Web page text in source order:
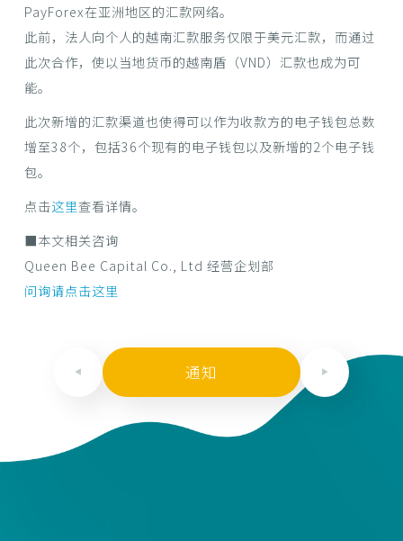
PayForex在亚洲地区的汇款网络。
此前，法人向个人的越南汇款服务仅限于美元汇款，而通过
此次合作，使以当地货币的越南盾（VND）汇款也成为可
能。
此次新增的汇款渠道也使得可以作为收款方的电子钱包总数
增至38个，包括36个现有的电子钱包以及新增的2个电子钱
包。
点击这里查看详情。
■本文相关咨询
Queen Bee Capital Co., Ltd 经营企划部
问询请点击这里
通知